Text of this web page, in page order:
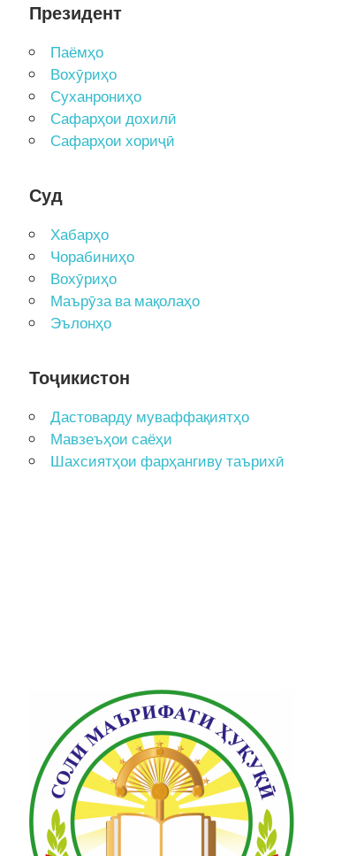
Президент
Паёмҳо
Вохӯриҳо
Суханрониҳо
Сафарҳои дохилӣ
Сафарҳои хориҷӣ
Суд
Хабарҳо
Чорабиниҳо
Вохӯриҳо
Маърӯза ва мақолаҳо
Эълонҳо
Тоҷикистон
Дастоварду муваффақиятҳо
Мавзеъҳои саёҳи
Шахсиятҳои фарҳангиву таърихӣ